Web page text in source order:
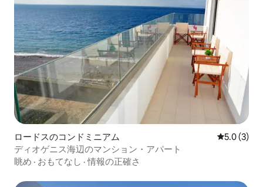
ロードスのコンドミニアム レビュー3
5.0 (3)
ディオゲニス海辺のマンション・アパート
眺め · おもてなし ·情報の正確さ